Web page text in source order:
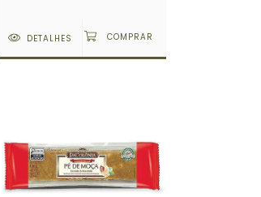
DETALHES